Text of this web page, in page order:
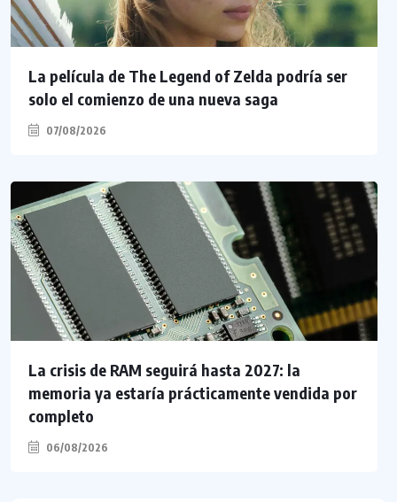
La película de The Legend of Zelda podría ser
solo el comienzo de una nueva saga
07/08/2026
La crisis de RAM seguirá hasta 2027: la
memoria ya estaría prácticamente vendida por
completo
06/08/2026